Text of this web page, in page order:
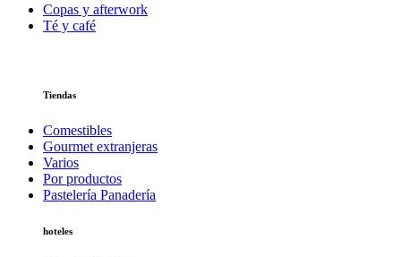
Copas y afterwork
Té y café
Tiendas
Comestibles
Gourmet extranjeras
Varios
Por productos
Pastelería Panadería
hoteles